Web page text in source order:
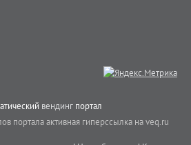
вендинг портал
портала активная гиперссылка на veq.ru